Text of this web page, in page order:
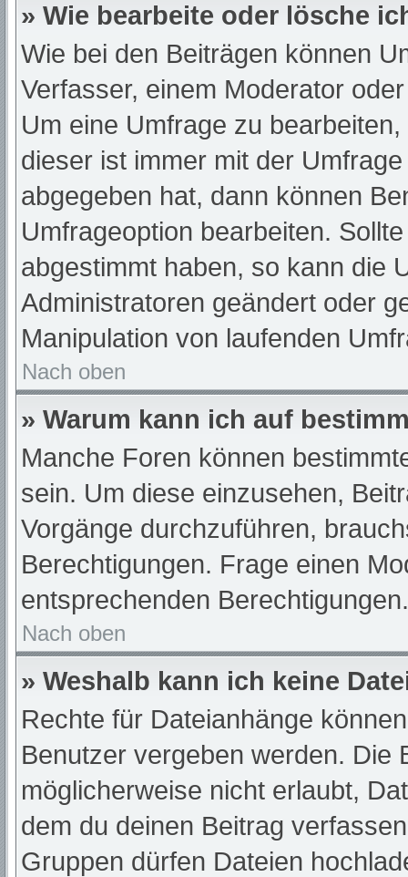
» Wie bearbeite oder lösche
Wie bei den Beiträgen können
Verfasser, einem Moderator
Um eine Umfrage zu
dieser ist immer mit der
abgegeben hat, dann können
Umfrageoption bearbeiten.
abgestimmt haben, so kann die
Administratoren geändert oder
Manipulation von laufenden
Nach oben
» Warum kann ich auf
Manche Foren können
sein. Um diese einzusehen,
Vorgänge durchzuführen,
Berechtigungen. Frage einen
entsprechenden Berechtigungen.
Nach oben
» Weshalb kann ich keine
Rechte für Dateianhänge
Benutzer vergeben werden. Die
möglicherweise nicht erlaubt,
dem du deinen Beitrag
Gruppen dürfen Dateien